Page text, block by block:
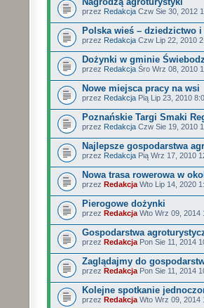
przez Redakcja Czw Sie 30, 2012
Polska wieś – dziedzictwo
przez Redakcja Czw Lip 22, 2010
Dożynki w gminie
przez Redakcja Śro Wrz 08, 2010
Nowe miejsca pracy na wsi
przez Redakcja Pią Lip 23, 2010
Poznańskie Targi Smaki
przez Redakcja Czw Sie 19, 2010
Najlepsze gospodarstwa
przez Redakcja Pią Wrz 17, 2010
Nowa trasa rowerowa w
przez Redakcja Wto Lip 14, 2020
Pierogowe dożynki
przez Redakcja Wto Wrz 09, 2014
Gospodarstwa
przez Redakcja Pon Sie 11, 2014
Zaglądajmy do
przez Redakcja Pon Sie 11, 2014
Kolejne spotkanie
przez Redakcja Wto Wrz 09, 2014